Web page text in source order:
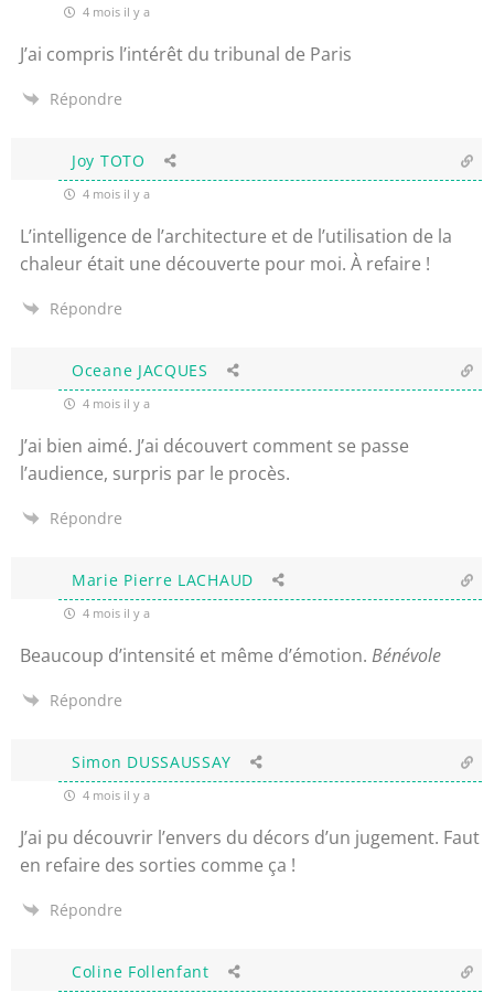
4 mois il y a
J’ai compris l’intérêt du tribunal de Paris
Répondre
Joy TOTO
4 mois il y a
L’intelligence de l’architecture et de l’utilisation de la
chaleur était une découverte pour moi. À refaire !
Répondre
Oceane JACQUES
4 mois il y a
J’ai bien aimé. J’ai découvert comment se passe
l’audience, surpris par le procès.
Répondre
Marie Pierre LACHAUD
4 mois il y a
Beaucoup d’intensité et même d’émotion. Bénévole
Répondre
Simon DUSSAUSSAY
4 mois il y a
J’ai pu découvrir l’envers du décors d’un jugement. Faut
en refaire des sorties comme ça !
Répondre
Coline Follenfant